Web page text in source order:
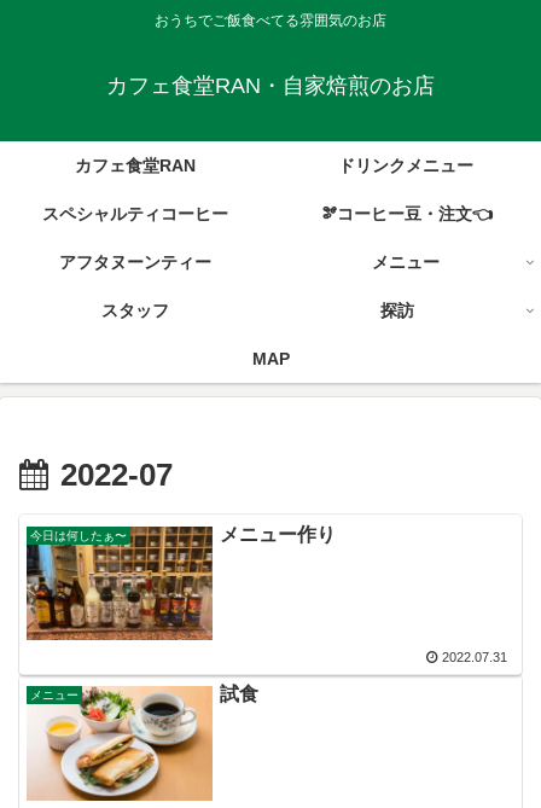
おうちでご飯食べてる雰囲気のお店
カフェ食堂RAN・自家焙煎のお店
カフェ食堂RAN ドリンクメニュー
スペシャルティコーヒー 🫘コーヒー豆・注文👈
アフタヌーンティー メニュー
スタッフ 探訪
MAP
2022-07
今日は何したぁ〜 メニュー作り
2022.07.31
メニュー 試食